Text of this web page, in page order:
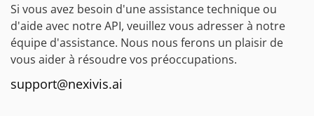
Si vous avez besoin d'une assistance technique ou
d'aide avec notre API, veuillez vous adresser à notre
équipe d'assistance. Nous nous ferons un plaisir de
vous aider à résoudre vos préoccupations.
support@nexivis.ai